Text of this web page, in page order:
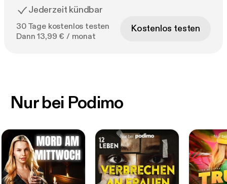
Jederzeit kündbar
30 Tage kostenlos testen
Dann 13,99 € / monat
Kostenlos testen
Nur bei Podimo